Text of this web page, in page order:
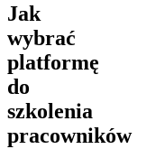
Jak
wybrać
platformę
do
szkolenia
pracowników